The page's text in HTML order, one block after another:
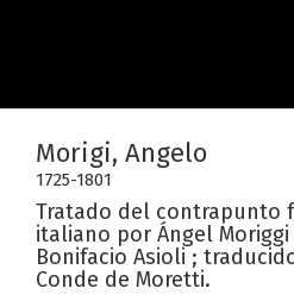
Morigi, Angelo
1725-1801
Tratado del contrapunto
italiano por Ángel
Bonifacio Asioli ;
Conde de Moretti.